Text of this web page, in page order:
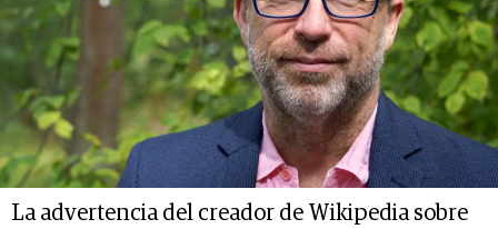
La advertencia del creador de Wikipedia sobre